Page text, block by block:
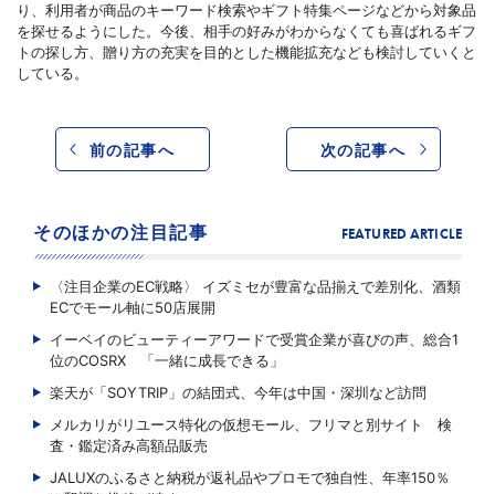
り、利用者が商品のキーワード検索やギフト特集ページなどから対象品
を探せるようにした。今後、相手の好みがわからなくても喜ばれるギフ
トの探し方、贈り方の充実を目的とした機能拡充なども検討していくと
している。
前の記事へ 次の記事へ
そのほかの注目記事 FEATURED ARTICLE
〈注目企業のEC戦略〉 イズミセが豊富な品揃えで差別化、酒類
ECでモール軸に50店展開
イーベイのビューティーアワードで受賞企業が喜びの声、総合1
位のCOSRX 「一緒に成長できる」
楽天が「SOYTRIP」の結団式、今年は中国・深圳など訪問
メルカリがリユース特化の仮想モール、フリマと別サイト 検
査・鑑定済み高額品販売
JALUXのふるさと納税が返礼品やプロモで独自性、年率150％